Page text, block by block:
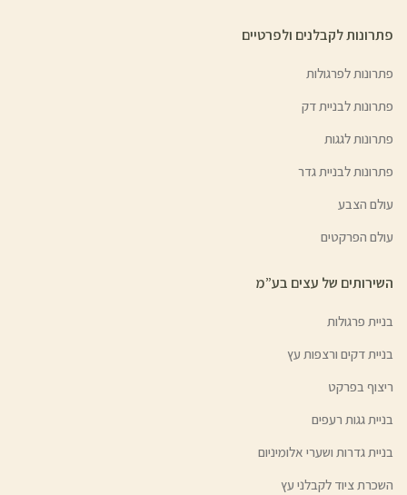
פתרונות לקבלנים ולפרטיים
פתרונות לפרגולות
פתרונות לבניית דק
פתרונות לגגות
פתרונות לבניית גדר
עולם הצבע
עולם הפרקטים
השירותים של עצים בע”מ
בניית פרגולות
בניית דקים ורצפות עץ
ריצוף בפרקט
בניית גגות רעפים
בניית גדרות ושערי אלומיניום
השכרת ציוד לקבלני עץ